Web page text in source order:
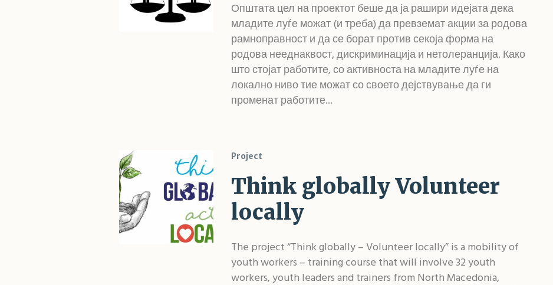
Општата цел на проектот беше да ја рашири идејата дека
младите луѓе можат (и треба) да превземат акции за родова
рамноправност и да се борат против секоја форма на
родова нееднаквост, дискриминација и нетолеранција. Како
што стојат работите, со активноста на младите луѓе на
локално ниво тие можат со своето дејствување да ги
променат работите...
Project
Think globally Volunteer
locally
The project “Think globally – Volunteer locally” is a mobility of
youth workers – training course that will involve 32 youth
workers, youth leaders and trainers from North Macedonia,